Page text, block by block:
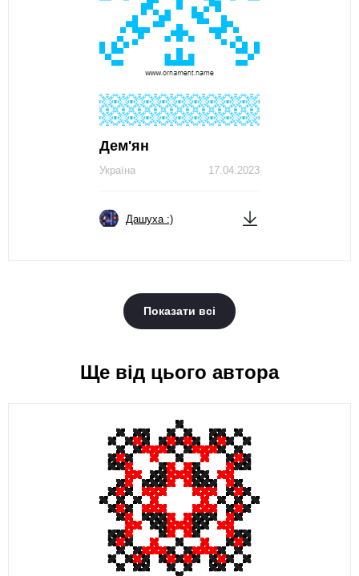
Дем'ян
17.04.2023
Україна
Дашуха :)
Показати всі
Ще від цього автора